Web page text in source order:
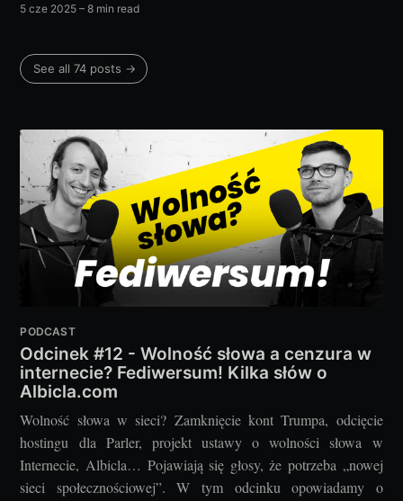
5 cze 2025 – 8 min read
See all 74 posts →
PODCAST
Odcinek #12 - Wolność słowa a cenzura w
internecie? Fediwersum! Kilka słów o
Albicla.com
Wolność słowa w sieci? Zamknięcie kont Trumpa, odcięcie
hostingu dla Parler, projekt ustawy o wolności słowa w
Internecie, Albicla… Pojawiają się głosy, że potrzeba „nowej
sieci społecznościowej”. W tym odcinku opowiadamy o